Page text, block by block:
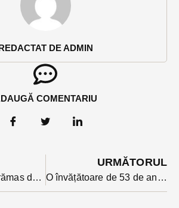
DE ADMIN
COMENTARIU
Patronii unui bar rămas deschis în Rodna, la incidență de 7,5 la mie, amendați de jandarmi. Ce au descoperit jandarmii si polițiștii
URMĂTORUL
O învățătoare de 53 de ani din Urmeniș a murit din cauza infecției cu Covid . Este al treilea cadru didactic care si-a pierdut viața în ultima săptămână